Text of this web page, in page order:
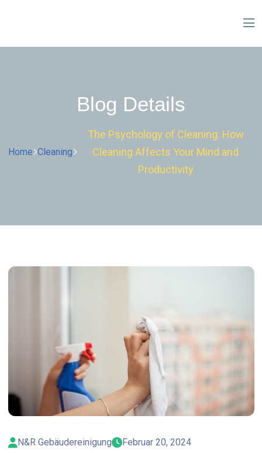
Blog Details
Home Cleaning
The Psychology of Cleaning: How
Cleaning Affects Your Mind and
Productivity
N&R Gebäudereinigung
Februar 20, 2024